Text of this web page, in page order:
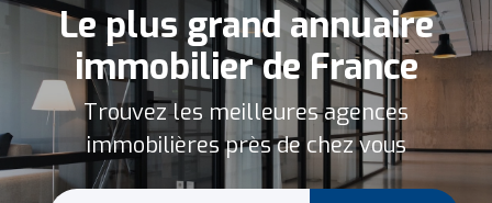
Le plus grand annuaire
immobilier de France
Trouvez les meilleures agences
immobilières près de chez vous